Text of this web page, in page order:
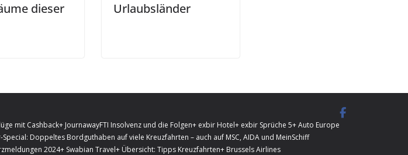
dieser
Urlaubsländer
mit Cashback+ JournawayFTI Insolvenz und die Folgen+ exbir Hotel+ exbir Sprüche 5+ Auto Europe
Doppeltes Bordguthaben auf viele Kreuzfahrten – auch auf MSC, AIDA und MeinSchiff
2024+ Swabian Travel+ Übersicht: Tipps Kreuzfahrten+ Brussels Airlines